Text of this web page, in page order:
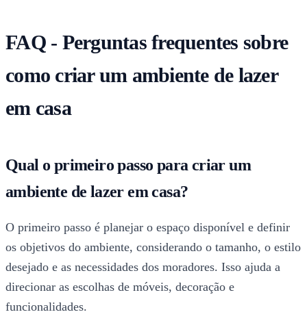
FAQ - Perguntas frequentes sobre
como criar um ambiente de lazer
em casa
Qual o primeiro passo para criar um
ambiente de lazer em casa?
O primeiro passo é planejar o espaço disponível e definir
os objetivos do ambiente, considerando o tamanho, o estilo
desejado e as necessidades dos moradores. Isso ajuda a
direcionar as escolhas de móveis, decoração e
funcionalidades.